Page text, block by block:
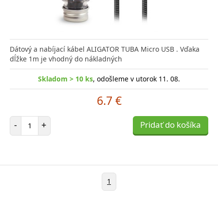
Dátový a nabíjací kábel ALIGATOR TUBA Micro USB . Vďaka
dĺžke 1m je vhodný do nákladných
Skladom > 10 ks, odošleme v utorok 11. 08.
6.7 €
- Počet položiek
+ Pridať do košíka
1